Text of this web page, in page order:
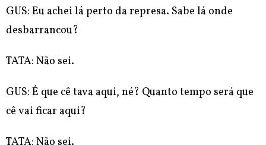
GUS: Eu achei lá perto da represa. Sabe lá onde
desbarrancou?
TATA: Não sei.
GUS: É que cê tava aqui, né? Quanto tempo será que
cê vai ficar aqui?